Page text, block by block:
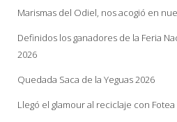
Marismas del Odiel, nos acogió en
Definidos los ganadores de la Feria
2026
Quedada Saca de la Yeguas 2026
Llegó el glamour al reciclaje con Fotea